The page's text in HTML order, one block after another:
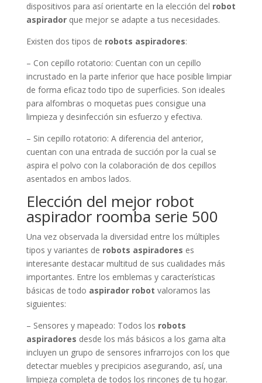
dispositivos para así orientarte en la elección del robot
aspiradorque mejor se adapte a tus necesidades.
Existen dos tipos de robots aspiradores:
– Con cepillo rotatorio: Cuentan con un cepillo
incrustado en la parte inferior que hace posible limpiar
de forma eficaz todo tipo de superficies. Son ideales
para alfombras o moquetas pues consigue una
limpieza y desinfección sin esfuerzo y efectiva.
– Sin cepillo rotatorio: A diferencia del anterior,
cuentan con una entrada de succión por la cual se
aspira el polvo con la colaboración de dos cepillos
asentados en ambos lados.
Elección del mejor robot
aspirador roomba serie 500
Una vez observada la diversidad entre los múltiples
tipos y variantes de robots aspiradores es
interesante destacar multitud de sus cualidades más
importantes. Entre los emblemas y características
básicas de todo aspirador robot valoramos las
siguientes:
– Sensores y mapeado: Todos los robots
aspiradores desde los más básicos a los gama alta
incluyen un grupo de sensores infrarrojos con los que
detectar muebles y precipicios asegurando, así, una
limpieza completa de todos los rincones de tu hogar.